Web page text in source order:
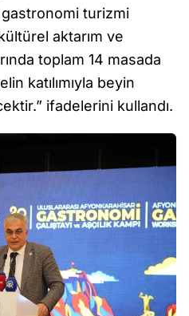
turizmi
aktarım ve
toplam 14 masada
katılımıyla beyin
ifadelerini kullandı.